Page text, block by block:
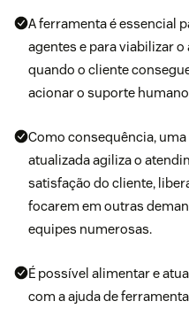
A ferramenta é essencial
agentes e para viabilizar
quando o cliente
acionar o suporte
Como consequência,
atualizada agiliza o
satisfação do cliente,
focarem em outras
equipes numerosas.
É possível alimentar e
com a ajuda de